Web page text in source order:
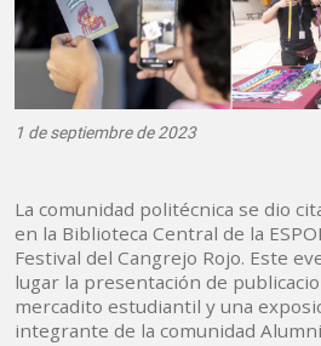
1 de septiembre de 2023
La comunidad politécnica se dio
en la Biblioteca Central de la
Festival del Cangrejo Rojo. Este
lugar la presentación de
mercadito estudiantil y una
integrante de la comunidad